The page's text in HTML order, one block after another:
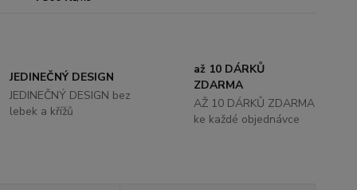
JEDINEČNÝ DESIGN
JEDINEČNÝ DESIGN bez
lebek a křížů
až 10 DÁRKŮ
ZDARMA
AŽ 10 DÁRKŮ ZDARMA
ke každé objednávce